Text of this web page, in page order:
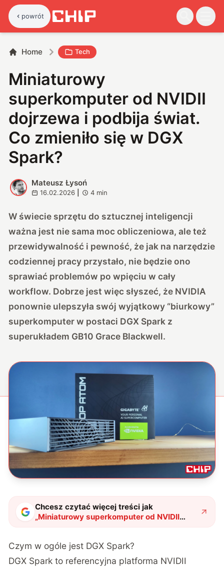
powrót
Home Tech
Miniaturowy
superkomputer od NVIDII
dojrzewa i podbija świat.
Co zmieniło się w DGX
Spark?
M
Mateusz Łysoń
16.02.2026 4 min
W świecie sprzętu do sztucznej inteligencji
ważna jest nie sama moc obliczeniowa, ale też
przewidywalność i pewność, że jak na narzędzie
codziennej pracy przystało, nie będzie ono
sprawiać problemów po wpięciu w cały
workflow. Dobrze jest więc słyszeć, że NVIDIA
ponownie ulepszyła swój wyjątkowy “biurkowy”
superkomputerw postaci DGX Spark z
superukładem GB10 Grace Blackwell.
Chcesz czytać więcej treści jak
„Miniaturowy superkomputer od NVIDII
dojrzewa i podbija świat. Co zmieniło się w
Czym w ogóle jest DGX Spark?
DGX Spark to referencyjna platforma NVIDII